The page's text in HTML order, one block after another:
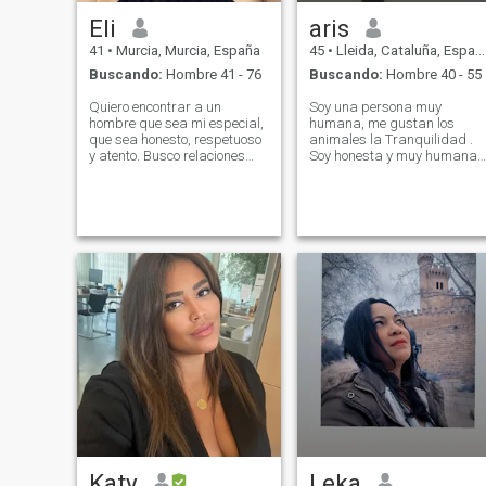
Eli
41 • Murcia, Murcia, España
Buscando: Hombre 41 - 76
Quiero encontrar a un
hombre que sea mi especial,
que sea honesto, respetuoso
y atento. Busco relaciones
tranquilidad a mis días.
Quiero a alguien para
cuidar, para amar, para
disfrutar esta vida juntos.
aris
45 • Lleida, Cataluña, España
Buscando: Hombre 40 - 55
Soy una persona muy
humana, me gustan los
animales la Tranquilidad .
Soy honesta y muy humana.
problemas en el Matrimonio.
Soy honesta y no me gusta la
mentira. Me gusta
arreglarme mucho y soy muy
femenina Me gusta la
lectura, Ami a los animales